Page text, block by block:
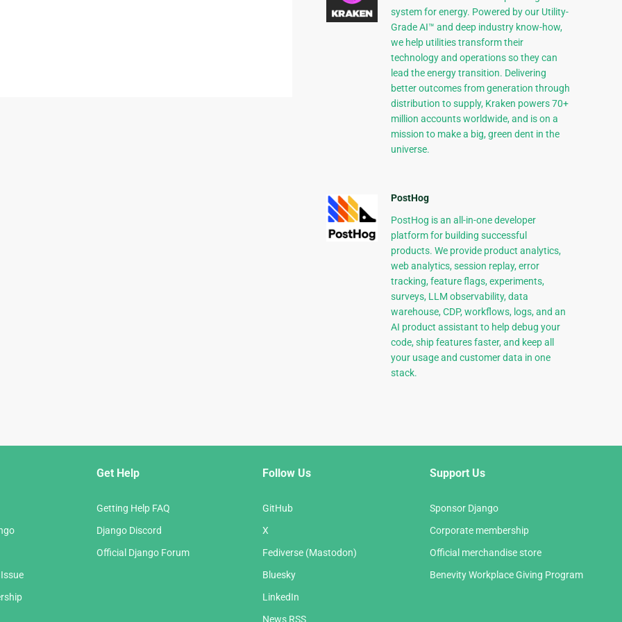
system for energy. Powered by our Utility-
Grade AI™ and deep industry know-how,
we help utilities transform their
technology and operations so they can
lead the energy transition. Delivering
better outcomes from generation through
distribution to supply, Kraken powers 70+
million accounts worldwide, and is on a
mission to make a big, green dent in the
universe.
PostHog
PostHog is an all-in-one developer
platform for building successful
products. We provide product analytics,
web analytics, session replay, error
tracking, feature flags, experiments,
surveys, LLM observability, data
warehouse, CDP, workflows, logs, and an
AI product assistant to help debug your
code, ship features faster, and keep all
your usage and customer data in one
stack.
Get Help
Getting Help FAQ
Django Discord
Official Django Forum
Follow Us
GitHub
X
Fediverse (Mastodon)
Bluesky
LinkedIn
News RSS
Support Us
Sponsor Django
Corporate membership
Official merchandise store
Benevity Workplace Giving Program